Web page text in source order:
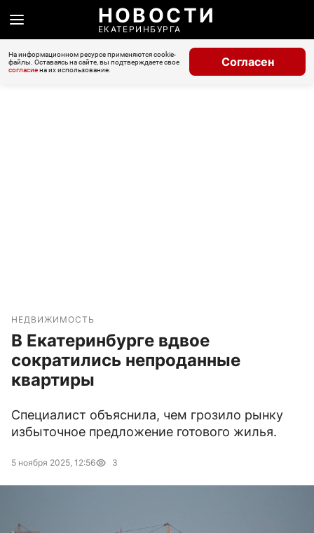
НОВОСТИ
ЕКАТЕРИНБУРГА
На информационном ресурсе применяются cookie-
файлы. Оставаясь на сайте, вы подтверждаете свое
согласиена их использование.
Согласен
НЕДВИЖИМОСТЬ
В Екатеринбурге вдвое
сократились непроданные
квартиры
Специалист объяснила, чем грозило рынку
избыточное предложение готового жилья.
5 ноября 2025, 12:56 3